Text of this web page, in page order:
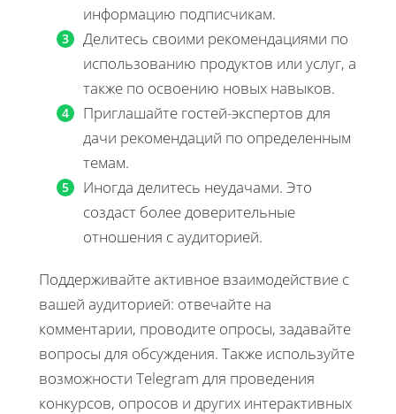
информацию подписчикам.
Делитесь своими рекомендациями по
использованию продуктов или услуг, а
также по освоению новых навыков.
Приглашайте гостей-экспертов для
дачи рекомендаций по определенным
темам.
Иногда делитесь неудачами. Это
создаст более доверительные
отношения с аудиторией.
Поддерживайте активное взаимодействие с
вашей аудиторией: отвечайте на
комментарии, проводите опросы, задавайте
вопросы для обсуждения. Также используйте
возможности Telegram для проведения
конкурсов, опросов и других интерактивных